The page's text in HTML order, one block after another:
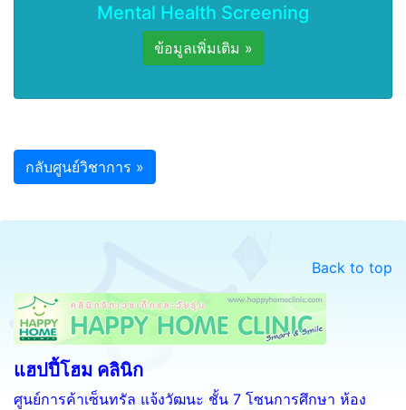
Mental Health Screening
ข้อมูลเพิ่มเติม »
กลับศูนย์วิชาการ »
Back to top
แฮปปี้โฮม คลินิก
ศูนย์การค้าเซ็นทรัล แจ้งวัฒนะ ชั้น 7 โซนการศึกษา ห้อง